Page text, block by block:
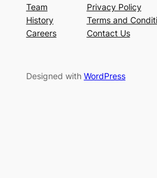
Team
History
Careers
Privacy Policy
Terms and
Contact Us
Designed with WordPress